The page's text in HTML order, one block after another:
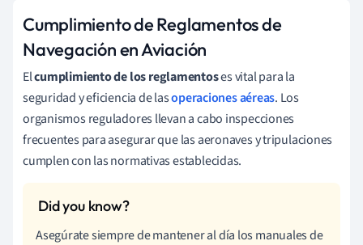
Cumplimiento de Reglamentos de
Navegación en Aviación
Elcumplimiento de los reglamentoses vital para la
seguridad y eficiencia de lasoperaciones aéreas. Los
organismos reguladores llevan a cabo inspecciones
frecuentes para asegurar que las aeronaves y tripulaciones
cumplen con las normativas establecidas.
Asegúrate siempre de mantener al día los manuales de